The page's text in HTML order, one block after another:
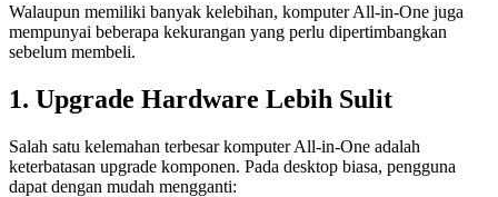
Walaupun memiliki banyak kelebihan, komputer All-in-One juga
mempunyai beberapa kekurangan yang perlu dipertimbangkan
sebelum membeli.
1. Upgrade Hardware Lebih Sulit
Salah satu kelemahan terbesar komputer All-in-One adalah
keterbatasan upgrade komponen. Pada desktop biasa, pengguna
dapat dengan mudah mengganti: